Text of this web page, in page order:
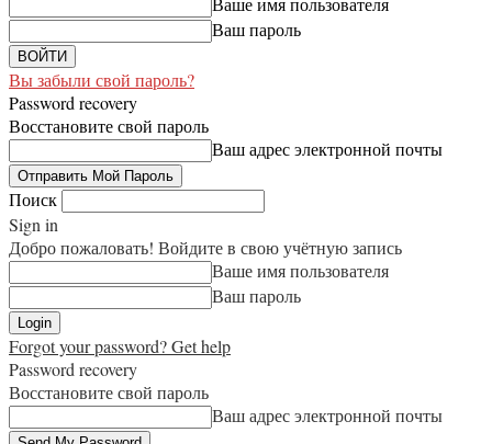
Ваш пароль
Вы забыли свой пароль?
Password recovery
Восстановите свой пароль
Ваш адрес электронной почты
Поиск
Sign in
Добро пожаловать! Войдите в свою учётную запись
Ваше имя пользователя
Ваш пароль
Forgot your password? Get help
Password recovery
Восстановите свой пароль
Ваш адрес электронной почты